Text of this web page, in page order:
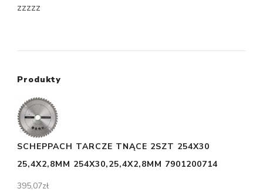
zzzzz
Produkty
SCHEPPACH TARCZE TNĄCE 2SZT 254X30
25,4X2,8MM 254X30,25,4X2,8MM 7901200714
395,07zł